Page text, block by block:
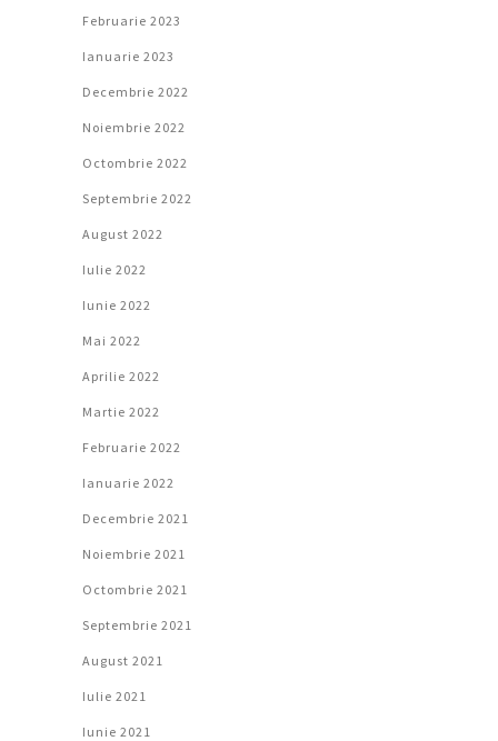
Februarie 2023
Ianuarie 2023
Decembrie 2022
Noiembrie 2022
Octombrie 2022
Septembrie 2022
August 2022
Iulie 2022
Iunie 2022
Mai 2022
Aprilie 2022
Martie 2022
Februarie 2022
Ianuarie 2022
Decembrie 2021
Noiembrie 2021
Octombrie 2021
Septembrie 2021
August 2021
Iulie 2021
Iunie 2021